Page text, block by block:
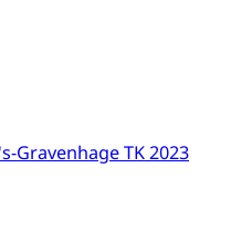
Gravenhage TK 2023